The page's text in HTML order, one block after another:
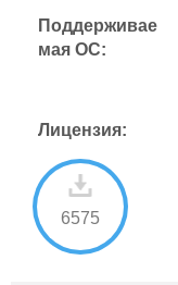
Поддерживае
мая ОС:
Лицензия:
6575